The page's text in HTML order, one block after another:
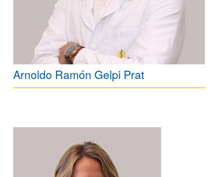
Arnoldo Ramón Gelpi Prat